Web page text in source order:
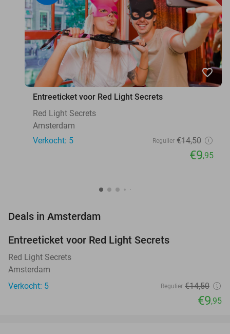
favorite_border
Entreeticket voor Red Light Secrets
Red Light Secrets
Amsterdam
Verkocht: 5
Regulier €14,50
€9,95
Deals in Amsterdam
TODAY
Entreeticket voor Red Light Secrets
Red Light Secrets
Amsterdam
Verkocht: 5
Regulier €14,50
€9,95